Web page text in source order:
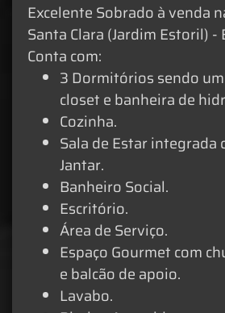
Excelente Sobrado à venda
Santa Clara (Jardim Estoril) -
Conta com:
3 Dormitórios sendo
closet e banheira de
Cozinha.
Sala de Estar integrada
Jantar.
Banheiro Social.
Escritório.
Área de Serviço.
Espaço Gourmet com
e balcão de apoio.
Lavabo.